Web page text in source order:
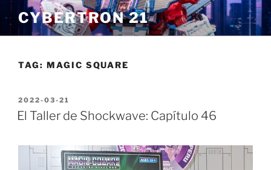
Skip
to
content
CYBERTRON 21
TAG: MAGIC SQUARE
POSTED
ON
2022-03-21
El Taller de Shockwave: Capítulo 46